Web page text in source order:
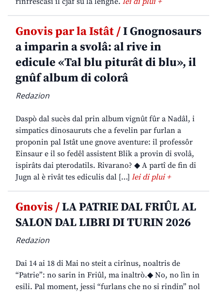
Gnovis par la Istât /I Gnognosaurs
a imparin a svolâ: al rive in
edicule «Tal blu piturât di blu», il
gnûf album di colorâ
Redazion
Daspò dal sucès dal prin album vignût fûr a Nadâl, i
simpatics dinosauruts che a fevelin par furlan a
proponin pal Istât une gnove aventure: il professôr
Einsaur e il so fedêl assistent Blik a provin di svolâ,
ispirâts dai pterodatils. Rivarano? ◆ A partî de fin di
Jugn al è rivât tes ediculis dal […] lei di plui +
Gnovis /LA PATRIE DAL FRIÛL AL
SALON DAL LIBRI DI TURIN 2026
Redazion
Dai 14 ai 18 di Mai no steit a cirînus, noaltris de
“Patrie”: no sarin in Friûl, ma inaltrò.◆ No, no lìn in
esili. Pal moment, jessi “furlans che no si rindin” nol